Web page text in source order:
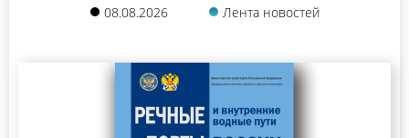
08.08.2026 Лента новостей